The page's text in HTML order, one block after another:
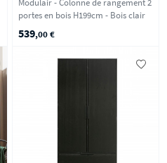
Modulair - Colonne de rangement 2
portes en bois H199cm - Bois clair
539,00 €